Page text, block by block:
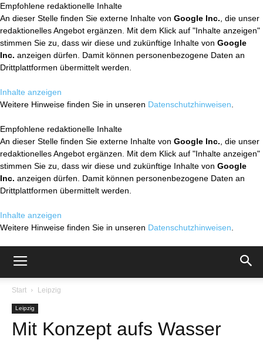
Empfohlene redaktionelle Inhalte
An dieser Stelle finden Sie externe Inhalte von Google Inc. , die unser
redaktionelles Angebot ergänzen. Mit dem Klick auf "Inhalte anzeigen"
stimmen Sie zu, dass wir diese und zukünftige Inhalte von Google
Inc. anzeigen dürfen. Damit können personenbezogene Daten an
Drittplattformen übermittelt werden.
Inhalte anzeigen
Weitere Hinweise finden Sie in unseren Datenschutzhinweisen
Empfohlene redaktionelle Inhalte
An dieser Stelle finden Sie externe Inhalte von Google Inc. , die unser
redaktionelles Angebot ergänzen. Mit dem Klick auf "Inhalte anzeigen"
stimmen Sie zu, dass wir diese und zukünftige Inhalte von Google
Inc. anzeigen dürfen. Damit können personenbezogene Daten an
Drittplattformen übermittelt werden.
Inhalte anzeigen
Weitere Hinweise finden Sie in unseren Datenschutzhinweisen
Start Leipzig
Leipzig
Mit Konzept aufs Wasser